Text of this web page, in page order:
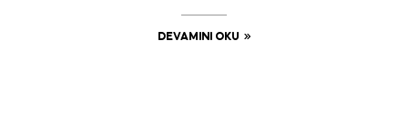
DEVAMINI OKU